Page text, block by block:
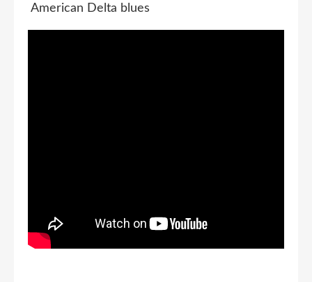
American Delta blues